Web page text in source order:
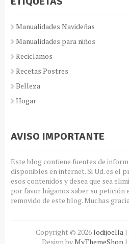
Manualidades Navideñas
Manualidades para niños
Reciclamos
Recetas Postres
Belleza
Hogar
AVISO IMPORTANTE
Este blog contiene fuentes de
disponibles en internet. Si Ud. es el
esos contenidos y desea que sea
por favor háganos saber su petición
removido de este blog. Muchas
Copyright © 2026 lodijoella|
Design byMyThemeShop |